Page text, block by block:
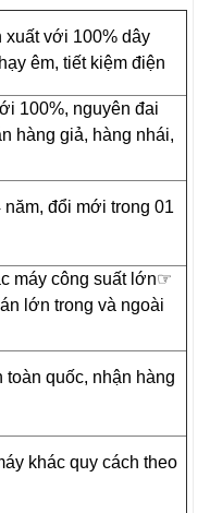
xuất với 100% dây
êm, tiết kiệm điện
100%, nguyên đai
hàng giả, hàng nhái,
đổi mới trong 01
máy công suất lớn☞
lớn trong và ngoài
toàn quốc, nhận hàng
khác quy cách theo